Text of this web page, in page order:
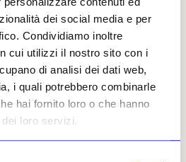
dei social media e per
Condividiamo inoltre
cui utilizzi il nostro sito con i
di analisi dei dati web,
i quali potrebbero combinarle
hai fornito loro o che hanno
loro servizi.
parte anche il
Alessandro Giuli. La
da un catalogo
|